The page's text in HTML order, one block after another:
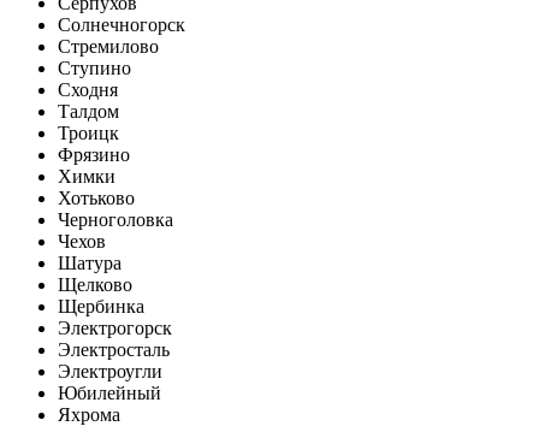
Солнечногорск
Стремилово
Ступино
Сходня
Талдом
Троицк
Фрязино
Химки
Хотьково
Черноголовка
Чехов
Шатура
Щелково
Щербинка
Электрогорск
Электросталь
Электроугли
Юбилейный
Яхрома